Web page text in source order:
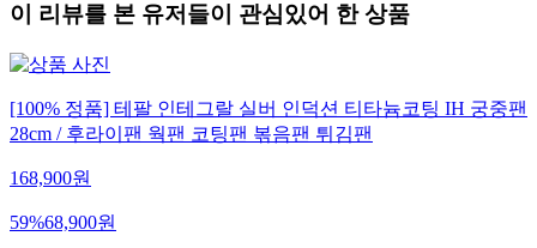
이 리뷰를 본 유저들이 관심있어 한 상품
[100% 정품] 테팔 인테그랄 실버 인덕션 티타늄코팅 IH 궁중팬
28cm / 후라이팬 웍팬 코팅팬 볶음팬 튀김팬
168,900원
59%68,900원